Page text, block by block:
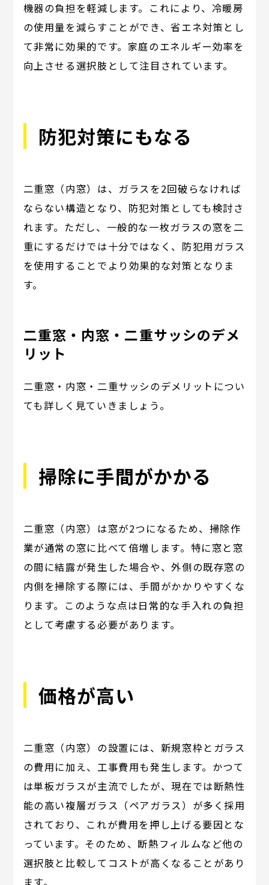
機器の負担を軽減します。これにより、冷暖房
の使用量を減らすことができ、省エネ対策とし
て非常に効果的です。家庭のエネルギー効率を
向上させる選択肢として注目されています。
防犯対策にもなる
二重窓（内窓）は、ガラスを2回破らなければ
ならない構造となり、防犯対策としても検討さ
れます。ただし、一般的な一枚ガラスの窓を二
重にするだけでは十分ではなく、防犯用ガラス
を使用することでより効果的な対策となりま
す。
二重窓・内窓・二重サッシのデメ
リット
二重窓・内窓・二重サッシのデメリットについ
ても詳しく見ていきましょう。
掃除に手間がかかる
二重窓（内窓）は窓が2つになるため、掃除作
業が通常の窓に比べて倍増します。特に窓と窓
の間に結露が発生した場合や、外側の既存窓の
内側を掃除する際には、手間がかかりやすくな
ります。このような点は日常的な手入れの負担
として考慮する必要があります。
価格が高い
二重窓（内窓）の設置には、新規窓枠とガラス
の費用に加え、工事費用も発生します。かつて
は単板ガラスが主流でしたが、現在では断熱性
能の高い複層ガラス（ペアガラス）が多く採用
されており、これが費用を押し上げる要因とな
っています。そのため、断熱フィルムなど他の
選択肢と比較してコストが高くなることがあり
ます。